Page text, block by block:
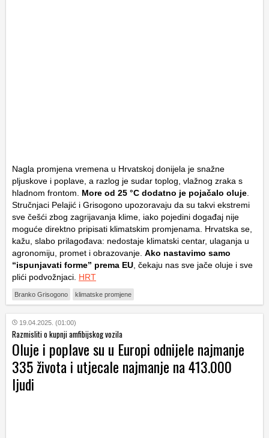
Nagla promjena vremena u Hrvatskoj donijela je snažne
pljuskove i poplave, a razlog je sudar toplog, vlažnog zraka s
hladnom frontom.
More od 25 °C dodatno je pojačalo oluje
Stručnjaci Pelajić i Grisogono upozoravaju da su takvi ekstremi
sve češći zbog zagrijavanja klime, iako pojedini događaj nije
moguće direktno pripisati klimatskim promjenama. Hrvatska se,
kažu, slabo prilagođava: nedostaje klimatski centar, ulaganja u
agronomiju, promet i obrazovanje. Ako nastavimo samo
“ispunjavati forme” prema EU , čekaju nas sve jače oluje i sve
plići podvožnjaci. HRT
Branko Grisogono klimatske promjene
19.04.2025. (01:00)
Razmisliti o kupnji amfibijskog vozila
Oluje i poplave su u Europi odnijele najmanje
335 života i utjecale najmanje na 413.000
ljudi